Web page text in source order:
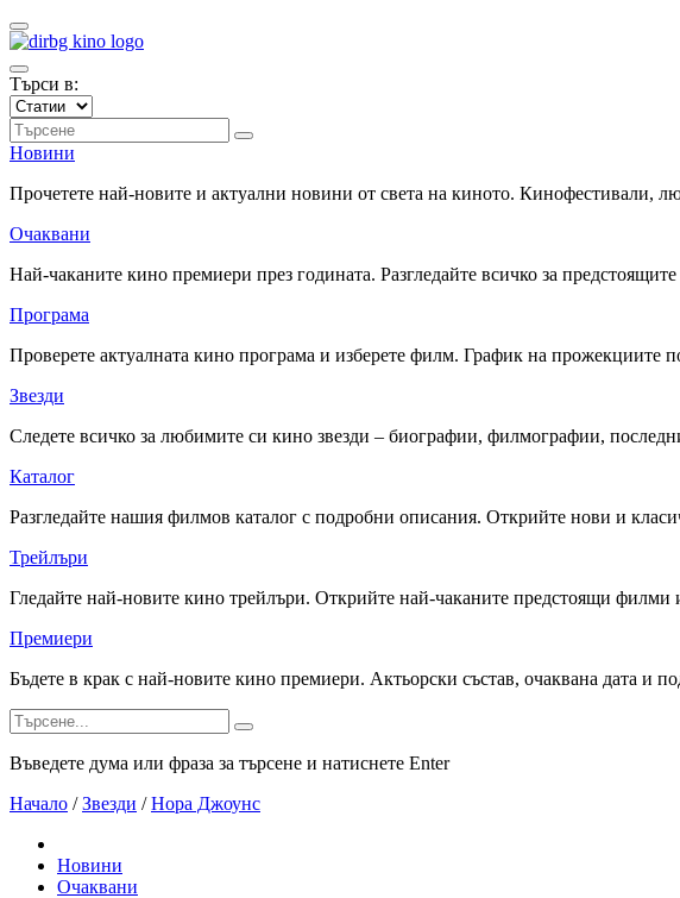
Търси в:
Новини
Прочетете най-новите и актуални новини от света на киното. Кинофестивали,
Очаквани
Най-чаканите кино премиери през годината. Разгледайте всичко за
Програма
Проверете актуалната кино програма и изберете филм. График на прожекциите
Звезди
Следете всичко за любимите си кино звезди – биографии, филмографии,
Каталог
Разгледайте нашия филмов каталог с подробни описания. Открийте нови и
Трейлъри
Гледайте най-новите кино трейлъри. Открийте най-чаканите предстоящи филми
Премиери
Бъдете в крак с най-новите кино премиери. Актьорски състав, очаквана дата и
Въведете дума или фраза за търсене и натиснете Enter
Начало / Звезди / Нора Джоунс
Новини
Очаквани